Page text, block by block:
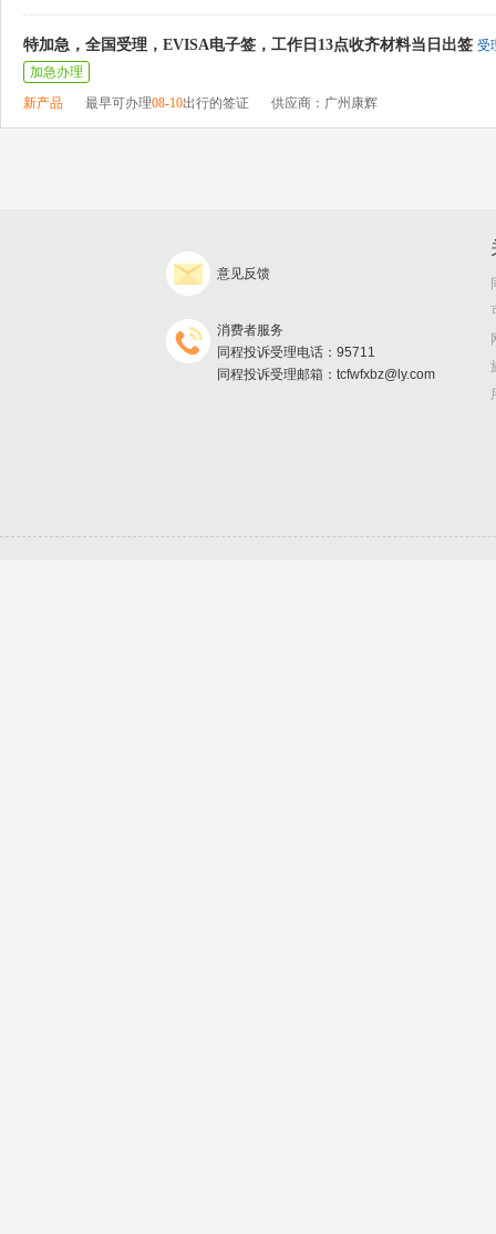
特加急，全国受理，EVISA电子签，工作日13点收齐材料当日出签 受
加急办理
新产品
最早可办理08-10出行的签证 供应商：广州康辉
意见反馈
消费者服务
同程投诉受理电话：95711
同程投诉受理邮箱：tcfwfxbz@ly.com